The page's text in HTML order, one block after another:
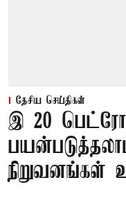
தேசிய செய்திகள்
இ 20
நிறுவனங்கள்